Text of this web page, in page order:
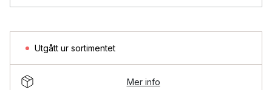
Utgått ur sortimentet
Mer info